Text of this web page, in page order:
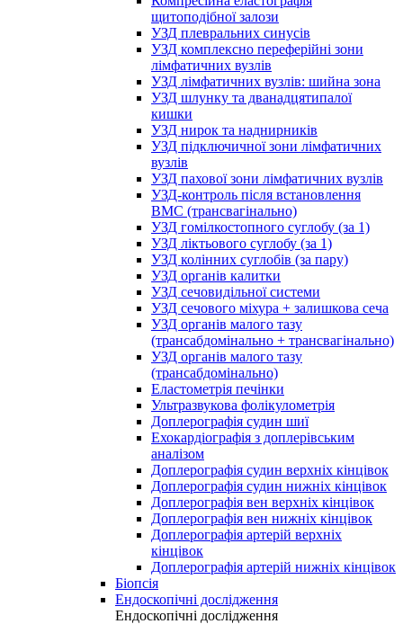
щитоподібної залози
УЗД плевральних синусів
УЗД комплексно переферійні зони
лімфатичних вузлів
УЗД лімфатичних вузлів: шийна зона
УЗД шлунку та дванадцятипалої
кишки
УЗД нирок та наднирників
УЗД підключичної зони лімфатичних
вузлів
УЗД пахової зони лімфатичних вузлів
УЗД-контроль після встановлення
ВМС (трансвагінально)
УЗД гомілкостопного суглобу (за 1)
УЗД ліктьового суглобу (за 1)
УЗД колінних суглобів (за пару)
УЗД органів калитки
УЗД сечовидільної системи
УЗД сечового міхура + залишкова сеча
УЗД органів малого тазу
(трансабдомінально + трансвагінально)
УЗД органів малого тазу
(трансабдомінально)
Еластометрія печінки
Ультразвукова фолікулометрія
Доплерографія судин шиї
Ехокардіографія з доплерівським
аналізом
Доплерографія судин верхніх кінцівок
Доплерографія судин нижніх кінцівок
Доплерографія вен верхніх кінцівок
Доплерографія вен нижніх кінцівок
Доплерографія артерій верхніх
кінцівок
Доплерографія артерій нижніх кінцівок
Біопсія
Ендоскопічні дослідження
Ендоскопічні дослідження